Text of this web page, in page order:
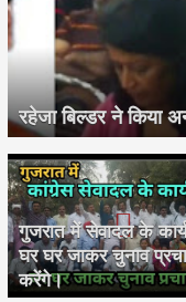
रहेजा बिल्डर ने किया
गुजरात में सेवादल के
घर घर जाकर चुनाव
करेंगे।